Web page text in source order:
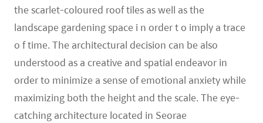
the scarlet-coloured roof tiles as well as the
landscape gardening space i n order t o imply a trace
o f time. The architectural decision can be also
understood as a creative and spatial endeavor in
order to minimize a sense of emotional anxiety while
maximizing both the height and the scale. The eye-
catching architecture located in Seorae